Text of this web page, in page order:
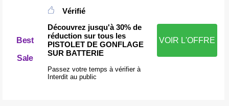
Best
Sale
Vérifié
Découvrez jusqu'à 30% de
réduction sur tous les
PISTOLET DE GONFLAGE
SUR BATTERIE
Passez votre temps à vérifier à
Interdit au public
VOIR L'OFFRE